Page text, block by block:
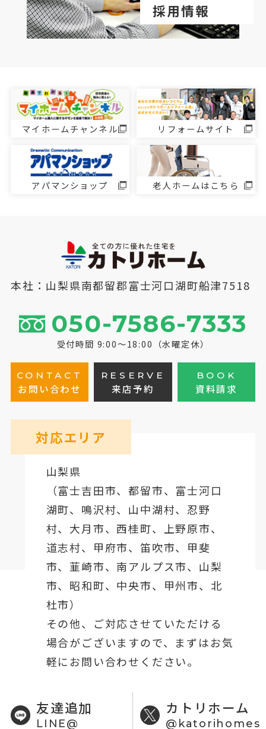
採用情報
マイホームチャンネル リフォームサイト
アパマンショップ 老人ホームはこちら
本社：山梨県南都留郡富士河口湖町船津7518
050-7586-7333
受付時間 9:00～18:00（水曜定休）
CONTACT
お問い合わせ
RESERVE
来店予約
BOOK
資料請求
対応エリア
山梨県
（富士吉田市、都留市、 富士河口
湖町、鳴沢村、山中湖村、忍野
村、 大月市、西桂町、上野原市、
道志村、 甲府市、笛吹市、甲斐
市、韮崎市、南アルプス市、山梨
市、昭和町、中央市、甲州市、北
杜市）
その他、ご対応させていただける
場合がございますので、まずはお気
軽にお問い合わせください。
友達追加
LINE@
カトリホーム
@katorihomes